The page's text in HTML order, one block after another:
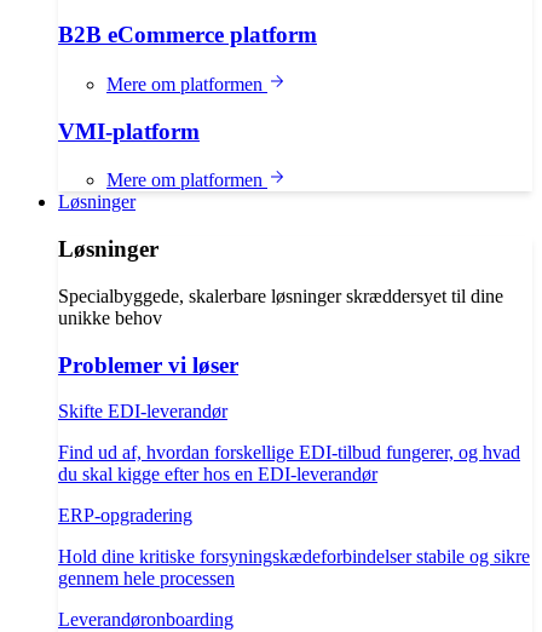
B2B eCommerce platform
Mere om platformen
VMI-platform
Mere om platformen
Løsninger
Løsninger
Specialbyggede, skalerbare løsninger skræddersyet til dine
unikke behov
Problemer vi løser
Skifte EDI-leverandør
Find ud af, hvordan forskellige EDI-tilbud fungerer, og hvad
du skal kigge efter hos en EDI-leverandør
ERP-opgradering
Hold dine kritiske forsyningskædeforbindelser stabile og sikre
gennem hele processen
Leverandøronboarding